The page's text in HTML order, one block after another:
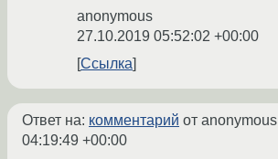
anonymous
27.10.2019 05:52:02 +00:00
Ссылка
Ответ на: комментарий от anonymous
04:19:49 +00:00